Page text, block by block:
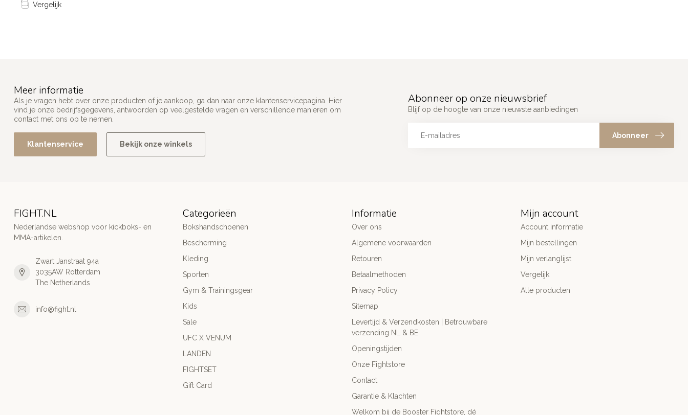
Vergelijk
Meer informatie
Als je vragen hebt over onze producten of je aankoop, ga dan naar onze klantenservicepagina. Hier
vind je onze bedrijfsgegevens, antwoorden op veelgestelde vragen en verschillende manieren om
contact met ons op te nemen.
Klantenservice Bekijk onze winkels
Abonneer op onze nieuwsbrief
Blijf op de hoogte van onze nieuwste aanbiedingen
Abonneer
FIGHT.NL
Nederlandse webshop voor kickboks- en
MMA-artikelen.
Zwart Janstraat 94a
3035AW Rotterdam
The Netherlands
info@fight.nl
Categorieën
Bokshandschoenen
Bescherming
Kleding
Sporten
Gym & Trainingsgear
Kids
Sale
UFC X VENUM
LANDEN
FIGHTSET
Gift Card
Informatie
Over ons
Algemene voorwaarden
Retouren
Betaalmethoden
Privacy Policy
Sitemap
Levertijd & Verzendkosten | Betrouwbare
verzending NL & BE
Openingstijden
Onze Fightstore
Contact
Garantie & Klachten
Welkom bij de Booster Fightstore, dé
Mijn account
Account informatie
Mijn bestellingen
Mijn verlanglijst
Vergelijk
Alle producten